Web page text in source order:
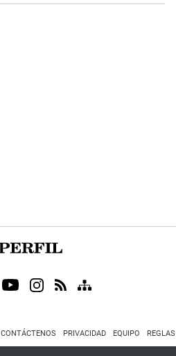
CONTÁCTENOS PRIVACIDAD EQUIPO